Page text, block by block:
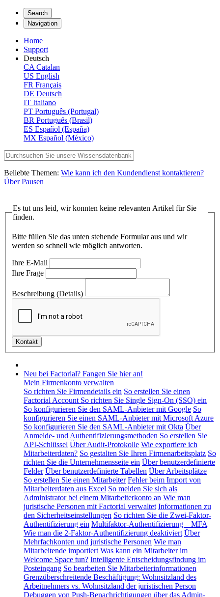
Search
Navigation
Home
Support
Deutsch
CA Catalan
US English
FR Français
DE Deutsch
IT Italiano
PT Português (Portugal)
BR Português (Brasil)
ES Español (España)
MX Español (México)
Beliebte Themen: Wie kann ich den Kundendienst kontaktieren?
Über Pausen
Es tut uns leid, wir konnten keine relevanten Artikel für Sie
finden.
Bitte füllen Sie das unten stehende Formular aus und wir
werden so schnell wie möglich antworten.
Ihre E-Mail
Ihre Frage
Beschreibung (Details)
Neu bei Factorial? Fangen Sie hier an!
Mein Firmenkonto verwalten
So richten Sie Firmendetails ein So erstellen Sie einen
Factorial Account So richten Sie Single Sign-On (SSO) ein
So konfigurieren Sie den SAML-Anbieter mit Google So
konfigurieren Sie einen SAML-Anbieter mit Microsoft Azure
So konfigurieren Sie den SAML-Anbieter mit Okta Über
Anmelde- und Authentifizierungsmethoden So erstellen Sie
API-Schlüssel Über Audit-Protokolle Wie exportiere ich
Mitarbeiterdaten? So gestalten Sie Ihren Firmenarbeitsplatz So
richten Sie die Unternehmensseite ein Über benutzerdefinierte
Felder Über benutzerdefinierte Tabellen Über Arbeitsplätze
So erstellen Sie einen Mitarbeiter Fehler beim Import von
Mitarbeiterdaten aus Excel So melden Sie sich als
Administrator bei einem Mitarbeiterkonto an Wie man
juristische Personen mit Factorial verwaltet Informationen zu
den Sicherheitseinstellungen So richten Sie die Zwei-Faktor-
Authentifizierung ein Multifaktor-Authentifizierung – MFA
Wie man die 2-Faktor-Authentifizierung deaktiviert Über
Mehrfachkonten und juristische Personen Wie man
Mitarbeitende importiert Was kann ein Mitarbeiter im
Welcome Space tun? Intelligente Entscheidungsfindung im
Posteingang So bearbeiten Sie Mitarbeiterinformationen
Grenzüberschreitende Beschäftigung: Wohnsitzland des
Arbeitnehmers vs. Wohnsitzland der juristischen Person
Debuggen von Push-Benachrichtigungen über das Admin-